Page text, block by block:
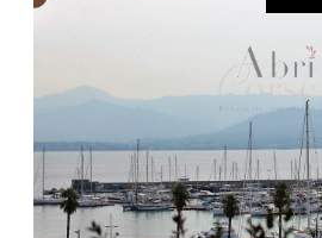
voir le bien